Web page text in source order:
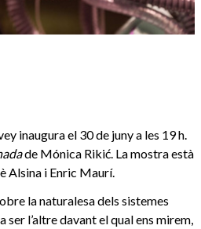
inaugura el 30 de juny a les 19 h.
de Mónica Rikić. La mostra està
Alsina i Enric Maurí.
la naturalesa dels sistemes
l’altre davant el qual ens mirem,